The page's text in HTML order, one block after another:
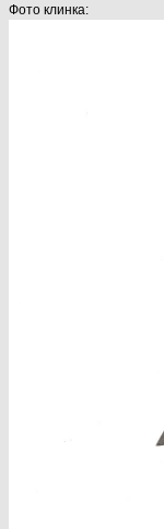
Фото клинка: